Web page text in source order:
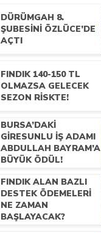
DÜRÜMGAH 8.
ŞUBESINI ÖZLÜCE’DE
AÇTI
FINDIK 140-150 TL
OLMAZSA GELECEK
SEZON RISKTE!
BURSA’DAKI
GIRESUNLU İŞ ADAMI
ABDULLAH BAYRAM’A
BÜYÜK ÖDÜL!
FINDIK ALAN BAZLI
DESTEK ÖDEMELERI
NE ZAMAN
BAŞLAYACAK?